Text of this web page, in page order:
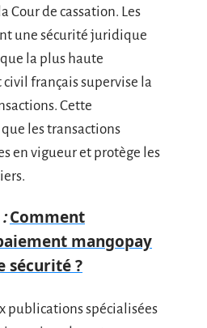
Cour de cassation. Les
une sécurité juridique
la plus haute
français supervise la
Cette
les transactions
en vigueur et protège les
Comment
mangopay
sécurité ?
publications spécialisées